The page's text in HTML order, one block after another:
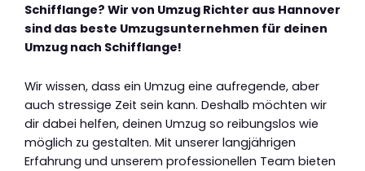
Schifflange? Wir von Umzug Richter aus Hannover
sind das beste Umzugsunternehmen für deinen
Umzug nach Schifflange!
Wir wissen, dass ein Umzug eine aufregende, aber
auch stressige Zeit sein kann. Deshalb möchten wir
dir dabei helfen, deinen Umzug so reibungslos wie
möglich zu gestalten. Mit unserer langjährigen
Erfahrung und unserem professionellen Team bieten